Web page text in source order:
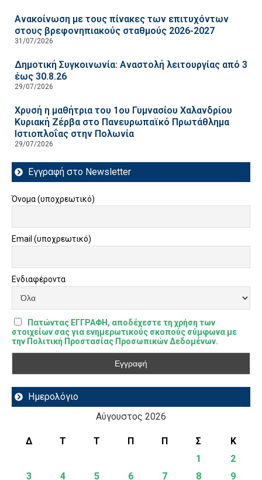
Ανακοίνωση με τους πίνακες των επιτυχόντων
στους βρεφονηπιακούς σταθμούς 2026-2027
31/07/2026
Δημοτική Συγκοινωνία: Αναστολή λειτουργίας από 3
έως 30.8.26
29/07/2026
Χρυσή η μαθήτρια του 1ου Γυμνασίου Χαλανδρίου
Κυριακή Ζέρβα στο Πανευρωπαϊκό Πρωτάθλημα
Ιστιοπλοΐας στην Πολωνία
29/07/2026
Εγγραφή στο Newsletter
Όνομα (υποχρεωτικό)
Email (υποχρεωτικό)
Ενδιαφέροντα
Πατώντας ΕΓΓΡΑΦΗ, αποδέχεστε τη χρήση των
στοιχείων σας για ενημερωτικούς σκοπούς σύμφωνα με
την Πολιτική Προστασίας Προσωπικών Δεδομένων.
Ημερολόγιο
Αύγουστος 2026
Δ Τ Τ Π Π Σ
Κ
1
2
3
4 5 6 7 8
9